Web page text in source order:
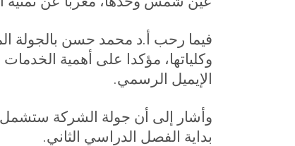
فيما رحب أ.د محمد حسن بالجولة
وكلياتها، مؤكدا على أهمية
الإيميل الرسمي.
وأشار إلى أن جولة الشركة
بداية الفصل الدراسي الثاني.